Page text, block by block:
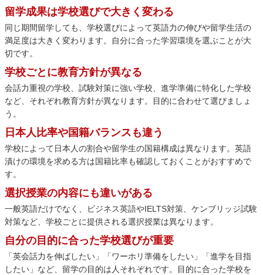
留学成果は学校選びで大きく変わる
同じ期間留学しても、学校選びによって英語力の伸びや留学生活の
満足度は大きく変わります。自分に合った学習環境を選ぶことが大
切です。
学校ごとに教育方針が異なる
会話力重視の学校、試験対策に強い学校、進学準備に特化した学校
など、それぞれ教育方針が異なります。目的に合わせて選びましょ
う。
日本人比率や国籍バランスも違う
学校によって日本人の割合や留学生の国籍構成は異なります。英語
漬けの環境を求める方は国籍比率も確認しておくことがおすすめで
す。
選択授業の内容にも違いがある
一般英語だけでなく、ビジネス英語やIELTS対策、ケンブリッジ試験
対策など、学校ごとに提供される選択授業は異なります。
自分の目的に合った学校選びが重要
「英会話力を伸ばしたい」「ワーホリ準備をしたい」「進学を目指
したい」など、留学の目的は人それぞれです。目的に合った学校を